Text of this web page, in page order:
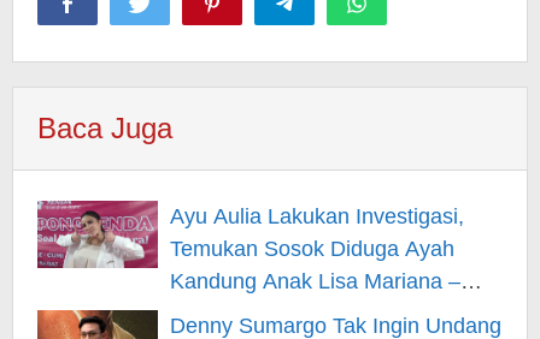
Baca Juga
Ayu Aulia Lakukan Investigasi,
Temukan Sosok Diduga Ayah
Kandung Anak Lisa Mariana –
Berita Hiburan
Denny Sumargo Tak Ingin Undang